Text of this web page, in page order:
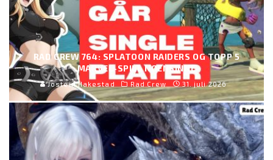
RAD CREW 764: SPLATOON RAIDERS OG TOPP 5
MARVEL-SPILL NOENSINNE
Jostein Hakestad Rad Crew 31. juli 2026